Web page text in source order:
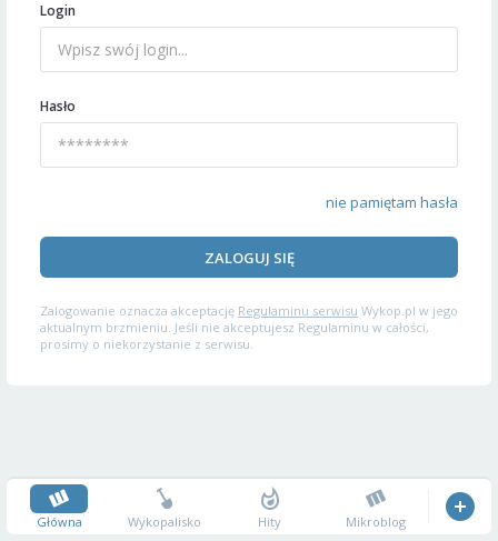
Login
Hasło
nie pamiętam hasła
ZALOGUJ SIĘ
Zalogowanie oznacza akceptację Regulaminu serwisu Wykop.pl w jego
aktualnym brzmieniu. Jeśli nie akceptujesz Regulaminu w całości,
prosimy o niekorzystanie z serwisu.
Główna Wykopalisko Hity Mikroblog